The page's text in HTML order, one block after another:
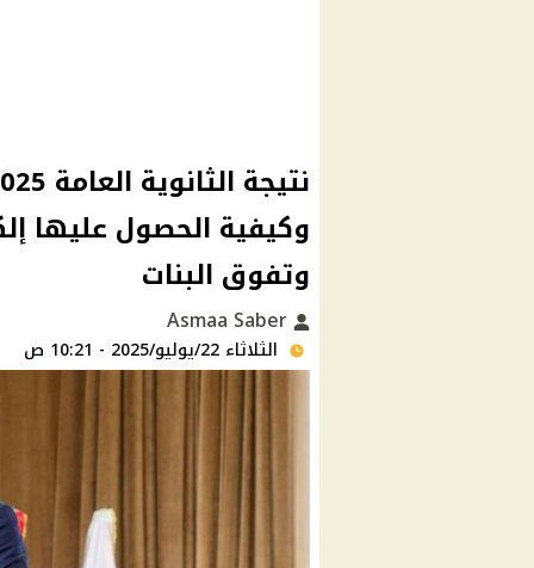
وكيفية الحصول عليها
وتفوق البنات
الثلاثاء 22/يوليو/2025 - 10:21 ص